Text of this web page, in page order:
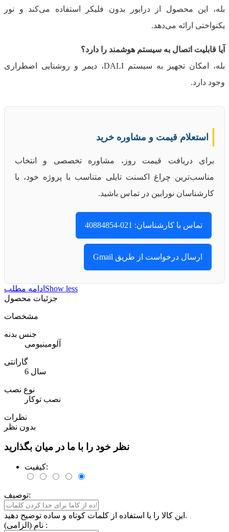
بله، این محصول از درایور بدون فلیکر استفاده می‌کند و نور
یکنواختی ارائه می‌دهد.
آیا قابلیت اتصال به سیستم هوشمند را دارد؟
بله، امکان تجهیز به سیستم DALI، دیمر و روشنایی اضطراری
وجود دارد.
استعلام قیمت و مشاوره خرید
برای دریافت قیمت روز، مشاوره تخصصی و انتخاب
مناسب‌ترین چراغ اکسنت تایلی متناسب با پروژه خود، با
کارشناسان نورابین در تماس باشید.
تماس با کارشناسان: 021-40884854
ارسال درخواست از طریق Gmail
ادامه مطلب Show less
جزئیات محصول
مشخصات
جنس بدنه
آلومینیومی
گارانتی
6 سال
نوع نصب
نصب توکار
نظرات
بدون نظر
نظر خود را با ما در میان بگذارید
کیفیت:
توصیف:
این کالا را با استفاده از کلمات کوتاه و ساده توضیح دهید.
نام (الزامی) :